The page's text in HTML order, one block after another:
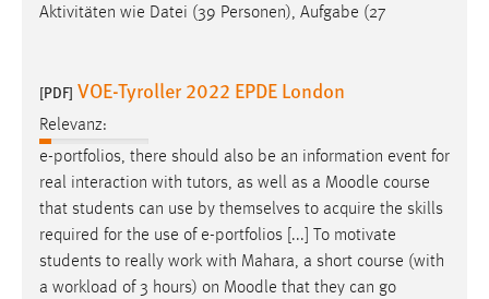
Aktivitäten wie Datei (39 Personen), Aufgabe (27
[PDF] VOE-Tyroller 2022 EPDE London
Relevanz:
e-portfolios, there should also be an information event for
real interaction with tutors, as well as a Moodle course
that students can use by themselves to acquire the skills
required for the use of e-portfolios [...] To motivate
students to really work with Mahara, a short course (with
a workload of 3 hours) on Moodle that they can go
Dieser Cookie ist notwendig um sich an der Website
24 Stunden
STATISTIK
Statistik Cookies erfassen Informationen anonym.
Diese Informationen helfen uns zu verstehen, wie
unsere Besucher unsere Website nutzen.